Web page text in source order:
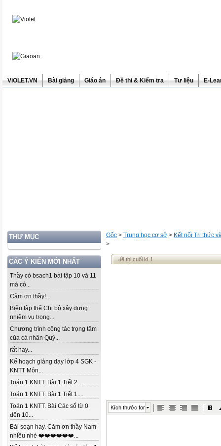
ViOLET.VN Bài giảng Giáo án Đề thi & Kiểm tra Tư liệu E-
THƯ MỤC
CÁC Ý KIẾN MỚI NHẤT
Thầy có bsach1 bài tập 10 và 11
mà có...
Cảm ơn thầy!...
Biểu tập thể Chi bộ xây dựng
nhiệm vụ trọng...
Chương trình công tác trọng tâm
của cá nhân Quý...
rất hay...
Kế hoạch giảng dạy lớp 4 SGK -
KNTT Môn...
Toán 1 KNTT. Bài 1 Tiết 2....
Toán 1 KNTT. Bài 1 Tiết 1....
Toán 1 KNTT. Bài Các số từ 0
đến 10...
Bài soạn hay. Cảm ơn thầy Nam
nhiều nhé ❤️❤️❤️❤️❤️❤️...
Gốc > Trung học cơ sở > Kết nối Tri thức
>
đề thi cuối kì 1
Kích thước font